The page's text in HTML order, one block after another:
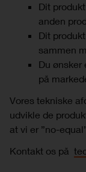
Dit
anden
Dit
sammen
Du ønsker
på
Vores tekniske
udvikle de
at vi er ”no-
Kontakt os på